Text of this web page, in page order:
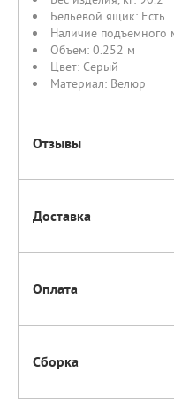
Бельевой ящик: Есть
Наличие подъемного
Объем: 0.252 м
Цвет: Серый
Материал: Велюр
Отзывы
Доставка
Оплата
Сборка